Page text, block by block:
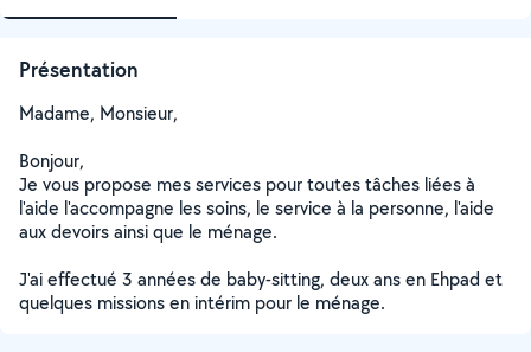
Présentation
Madame, Monsieur,
Bonjour,
Je vous propose mes services pour toutes tâches liées à
l'aide l'accompagne les soins, le service à la personne, l'aide
aux devoirs ainsi que le ménage.
J'ai effectué 3 années de baby-sitting, deux ans en Ehpad et
quelques missions en intérim pour le ménage.